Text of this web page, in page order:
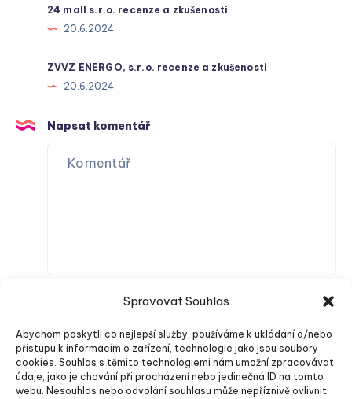
Spravovat Souhlas
Abychom poskytli co nejlepší služby, používáme k ukládání a/nebo
přístupu k informacím o zařízení, technologie jako jsou soubory
cookies. Souhlas s těmito technologiemi nám umožní zpracovávat
údaje, jako je chování při procházení nebo jedinečná ID na tomto
webu. Nesouhlas nebo odvolání souhlasu může nepříznivě ovlivnit
24 mall s.r.o. recenze a zkušenosti
20.6.2024
ZVVZ ENERGO, s.r.o. recenze a zkušenosti
20.6.2024
Napsat komentář